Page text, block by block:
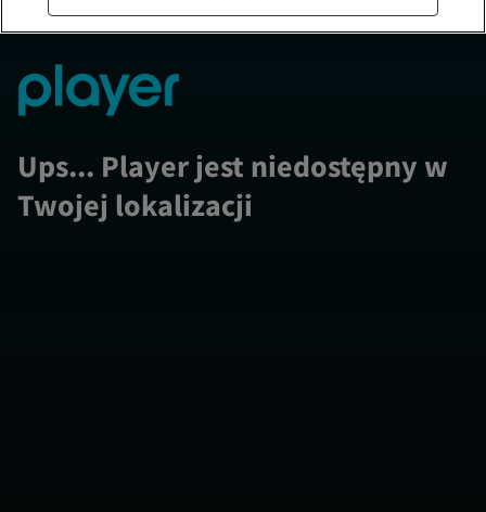
Ups... Player jest niedostępny w
Twojej lokalizacji